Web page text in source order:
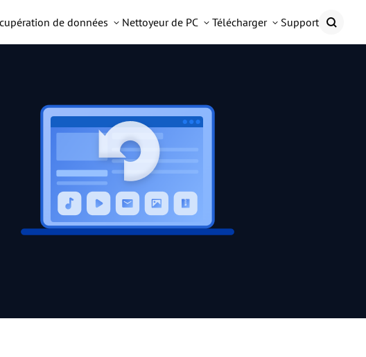
de données Nettoyeur de PC Télécharger Support